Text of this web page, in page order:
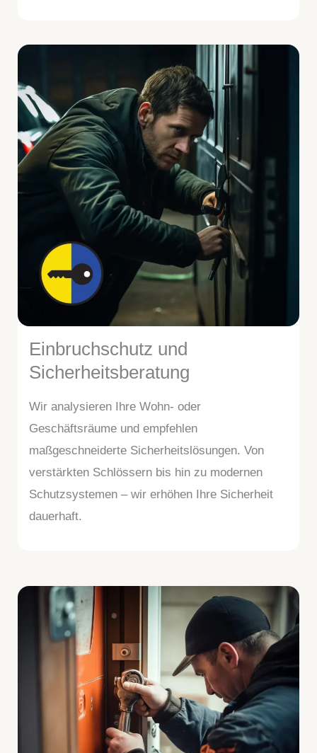
Einbruchschutz und
Sicherheitsberatung
Wir analysieren Ihre Wohn- oder
Geschäftsräume und empfehlen
maßgeschneiderte Sicherheitslösungen. Von
verstärkten Schlössern bis hin zu modernen
Schutzsystemen – wir erhöhen Ihre Sicherheit
dauerhaft.